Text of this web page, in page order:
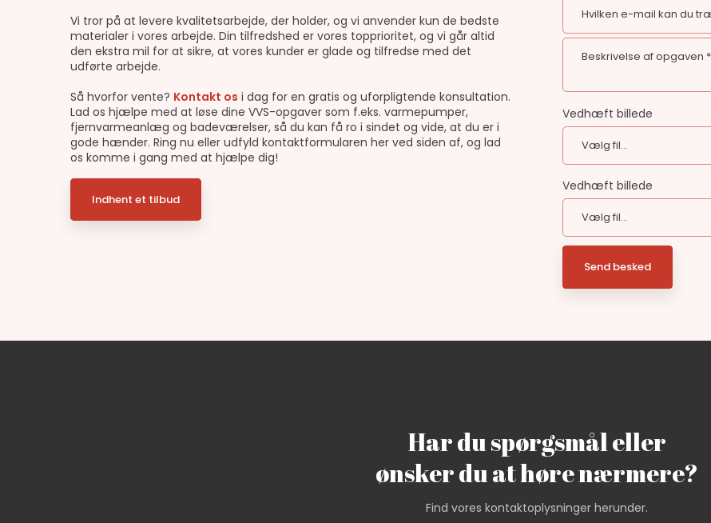
Vi tror på at levere kvalitetsarbejde, der holder, og vi anvender kun de bedste
materialer i vores arbejde. Din tilfredshed er vores topprioritet, og vi går altid
den ekstra mil for at sikre, at vores kunder er glade og tilfredse med det
udførte arbejde.
Så hvorfor vente? Kontakt os i dag for en gratis og uforpligtende konsultation.
Lad os hjælpe med at løse dine VVS-opgaver som f.eks. varmepumper,
fjernvarmeanlæg og badeværelser, så du kan få ro i sindet og vide, at du er i
gode hænder. Ring nu eller udfyld kontaktformularen her ved siden af, og lad
os komme i gang med at hjælpe dig!
Indhent et tilbud
Vedhæft billede
Vedhæft billede
Har du spørgsmål eller
​ønsker du at høre nærmere?
Find vores kontaktoplysninger herunder.